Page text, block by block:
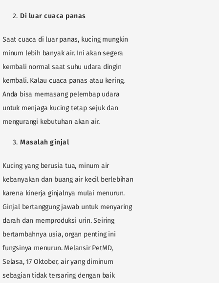
Di luar cuaca panas
Saat cuaca di luar panas, kucing mungkin
minum lebih banyak air. Ini akan segera
kembali normal saat suhu udara dingin
kembali. Kalau cuaca panas atau kering,
Anda bisa memasang pelembap udara
untuk menjaga kucing tetap sejuk dan
mengurangi kebutuhan akan air.
Masalah ginjal
Kucing yang berusia tua, minum air
kebanyakan dan buang air kecil berlebihan
karena kinerja ginjalnya mulai menurun.
Ginjal bertanggung jawab untuk menyaring
darah dan memproduksi urin. Seiring
bertambahnya usia, organ penting ini
fungsinya menurun. Melansir PetMD,
Selasa, 17 Oktober, air yang diminum
sebagian tidak tersaring dengan baik